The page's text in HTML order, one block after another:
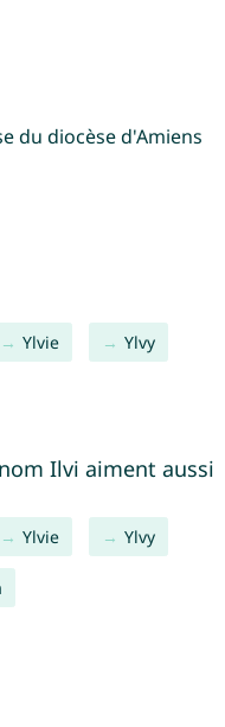
du diocèse d'Amiens
Ylvie Ylvy
Ilvi aiment aussi
Ylvie Ylvy